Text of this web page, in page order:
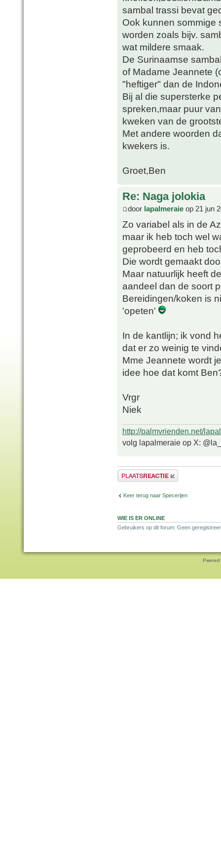
sambal trassi bevat
Ook kunnen sommige
worden zoals bijv.
wat mildere smaak.
De Surinaamse
of Madame Jeannete
"heftiger" dan de
Bij al die supersterke
spreken,maar puur
kweken van de
Met andere woorden
kwekers is.
Groet,Ben
Re: Naga jolokia
door lapalmeraie op 21 jun
Zo variabel als in de
maar ik heb toch wel
geprobeerd en heb
Die wordt gemaakt
Maar natuurlijk heeft
aandeel dan de soort
Bereidingen/koken is
'opeten'
In de kantlijn; ik vond
dat er zo weinig te
Mme Jeannete wordt
idee hoe dat komt
Vrgr
Niek
http://palmvrienden.net/
volg lapalmeraie op X:
Plaats een reactie
Keer terug naar Specerijen
WIE IS ER ONLINE
Gebruikers op dit forum: Geen